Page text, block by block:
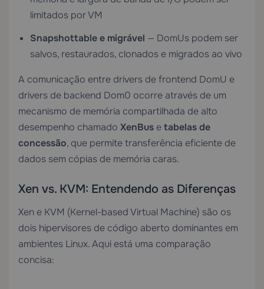
limitados por VM
Snapshottable e migrável — DomUs podem ser
salvos, restaurados, clonados e migrados ao vivo
A comunicação entre drivers de frontend DomU e
drivers de backend Dom0 ocorre através de um
mecanismo de memória compartilhada de alto
desempenho chamado XenBus etabelas de
concessão, que permite transferência eficiente de
dados sem cópias de memória caras.
Xen vs. KVM: Entendendo as Diferenças
Xen e KVM (Kernel-based Virtual Machine) são os
dois hipervisores de código aberto dominantes em
ambientes Linux. Aqui está uma comparação
concisa: